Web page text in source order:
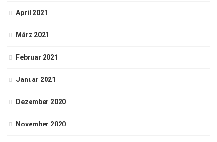
April 2021
März 2021
Februar 2021
Januar 2021
Dezember 2020
November 2020